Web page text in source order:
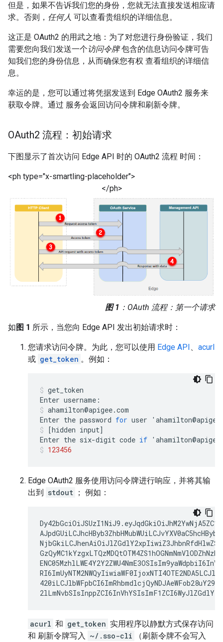
但是，如果不告诉我们您的身份，您就无法直接发送相应请
求。否则， 任何人 可以查看贵组织的详细信息。
这正是 OAuth2 的用武之地：为了对您进行身份验证，我们
需要您向我们发送一个访问令牌包含的信息访问令牌可告
知我们您的身份信息，从而确保您有权 查看组织的详细信
息。
幸运的是，您可以通过将凭据发送到 Edge OAuth2 服务来
获取令牌。通过 服务会返回访问令牌和刷新令牌。
OAuth2 流程：初始请求
下图显示了首次访问 Edge API 时的 OAuth2 流程 时间：
<ph type="x-smartling-placeholder">
</ph>
图 1 ：OAuth 流程：第一个请求
如 图 1 所示，当您向 Edge API 发出初始请求时：
您请求访问令牌。为此，您可以使用 Edge API
acurl
或 get_token 。例如：
get_token
Enter username :
ahamilton@apigee.com
Enter the password for user ' ahamilton@apigee
[hidden input]
Enter the six-digit code if ' ahamilton@apigee
123456
Edge OAuth2 服务使用访问令牌进行响应，并将其输
出到 stdout ； 例如：
acurl 和 get_token 实用程序以静默方式保存访问
和 刷新令牌写入
~/.sso-cli （刷新令牌不会写入